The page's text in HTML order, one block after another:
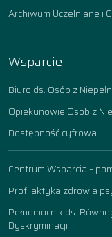
Archiwum Uczelniane i
Wsparcie
Biuro ds. Osób z
Opiekunowie Osób z
Dostępność cyfrowa
Centrum Wsparcia –
Profilaktyka zdrowia
Pełnomocnik ds.
Dyskryminacji